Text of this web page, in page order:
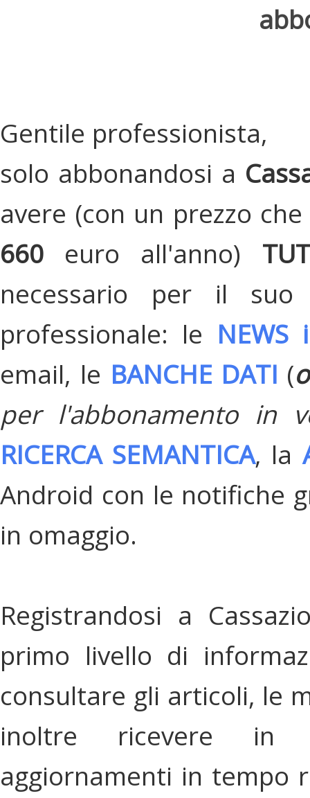
Gentile professionista,
solo abbonandosi a
avere (con un prezzo
660 euro all'anno)
necessario per il suo
professionale: le
email, le BANCHE DATI (
per l'abbonamento in
RICERCA SEMANTICA, la
Android con le notifiche
in omaggio.
Registrandosi a
primo livello di
consultare gli articoli, le
inoltre ricevere in
aggiornamenti in tempo